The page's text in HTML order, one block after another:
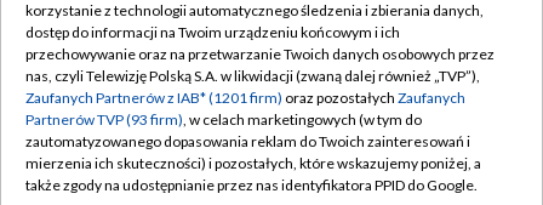
TVP
Abonament TVP
Emisja w TVP
Centrum informacji TVP
Naziemna Telewizja Cyfrowa
Regulamin TVP
Polityka prywatności
Moje zgody
Pomoc
korzystanie z technologii automatycznego śledzenia i zbierania danych,
dostęp do informacji na Twoim urządzeniu końcowym i ich
przechowywanie oraz na przetwarzanie Twoich danych osobowych przez
nas, czyli Telewizję Polską S.A. w likwidacji (zwaną dalej również „TVP”),
Zaufanych Partnerów z IAB* (1201 firm) oraz pozostałych Zaufanych
Partnerów TVP (93 firm), w celach marketingowych (w tym do
zautomatyzowanego dopasowania reklam do Twoich zainteresowań i
mierzenia ich skuteczności) i pozostałych, które wskazujemy poniżej, a
także zgody na udostępnianie przez nas identyfikatora PPID do Google.